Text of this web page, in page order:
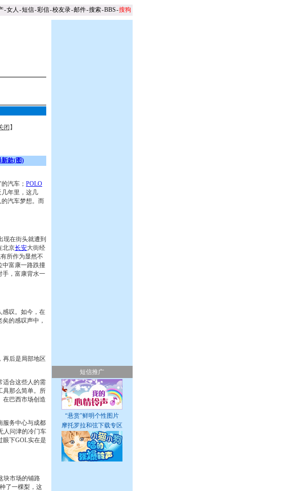
-女人 -短信-彩信-校友录-邮件-搜索-BBS-搜狗
闭 】
新款(图)
汽车； POLO
年里，这几
汽车梦想。而
在街头就遭到
北京长安大街经
所作为显然不
中富康一路跌撞
手，富康背水一
叹。如今，在
的感叹声中，
后是局部地区
合这些人的需
具那么简单。所
在巴西市场创造
服务中心与成都
人问津的冷门车
眼下GOL实在是
块市场的铺路
了一棵梨，这
短信推广
“悬赏”鲜明个性图片
摩托罗拉和弦下载专区